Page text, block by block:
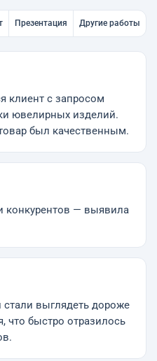
Презентация Другие работы
клиент с запросом
ювелирных изделий.
был качественным.
конкурентов — выявила
стали выглядеть дороже
что быстро отразилось